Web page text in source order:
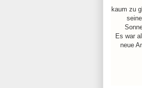
kaum zu
Es war
neue